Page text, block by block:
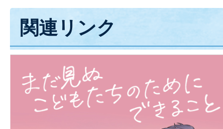
関連リンク